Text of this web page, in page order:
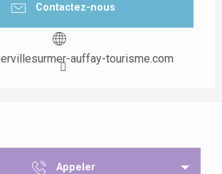
Contactez-nous
auffay-tourisme.com
Appeler